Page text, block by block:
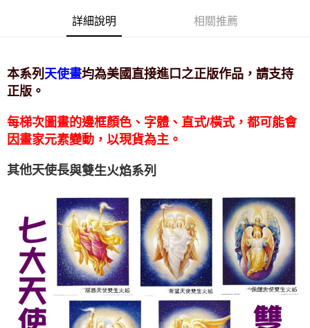
每筆NT$80，滿NT$3,000(含以上)免運費
每筆NT$80，滿NT$3,000(含以上)免運費
郵局幫你送（離島）
付款後門市自取
詳細說明 相關推薦
本系列 天使畫均為美國直接進口之正版作品，請支持
正版。
每梯次圖畫的邊框顏色、字體、直式/橫式，都可能會
因畫家元素變動，以現貨為主。
其他天使長與雙生火焰系列